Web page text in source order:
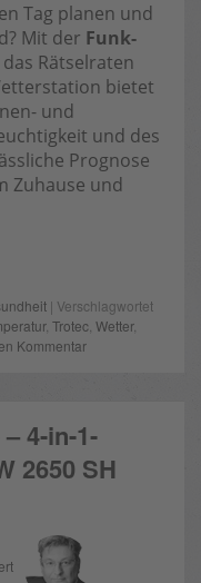
Tag planen und
Mit der Funk-
Rätselraten
bietet
und
und des
Prognose
Zuhause und
| Verschlagwortet
, Trotec, Wetter,
Kommentar
4-in-1-
2650 SH